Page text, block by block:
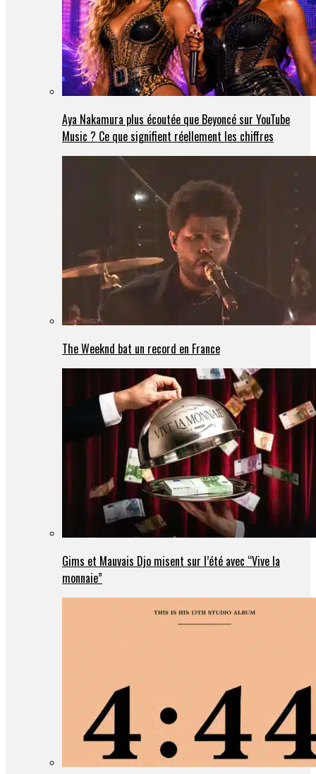
Aya Nakamura plus écoutée que Beyoncé sur YouTube
Music ? Ce que signifient réellement les chiffres
The Weeknd bat un record en France
Gims et Mauvais Djo misent sur l’été avec “Vive la
monnaie”